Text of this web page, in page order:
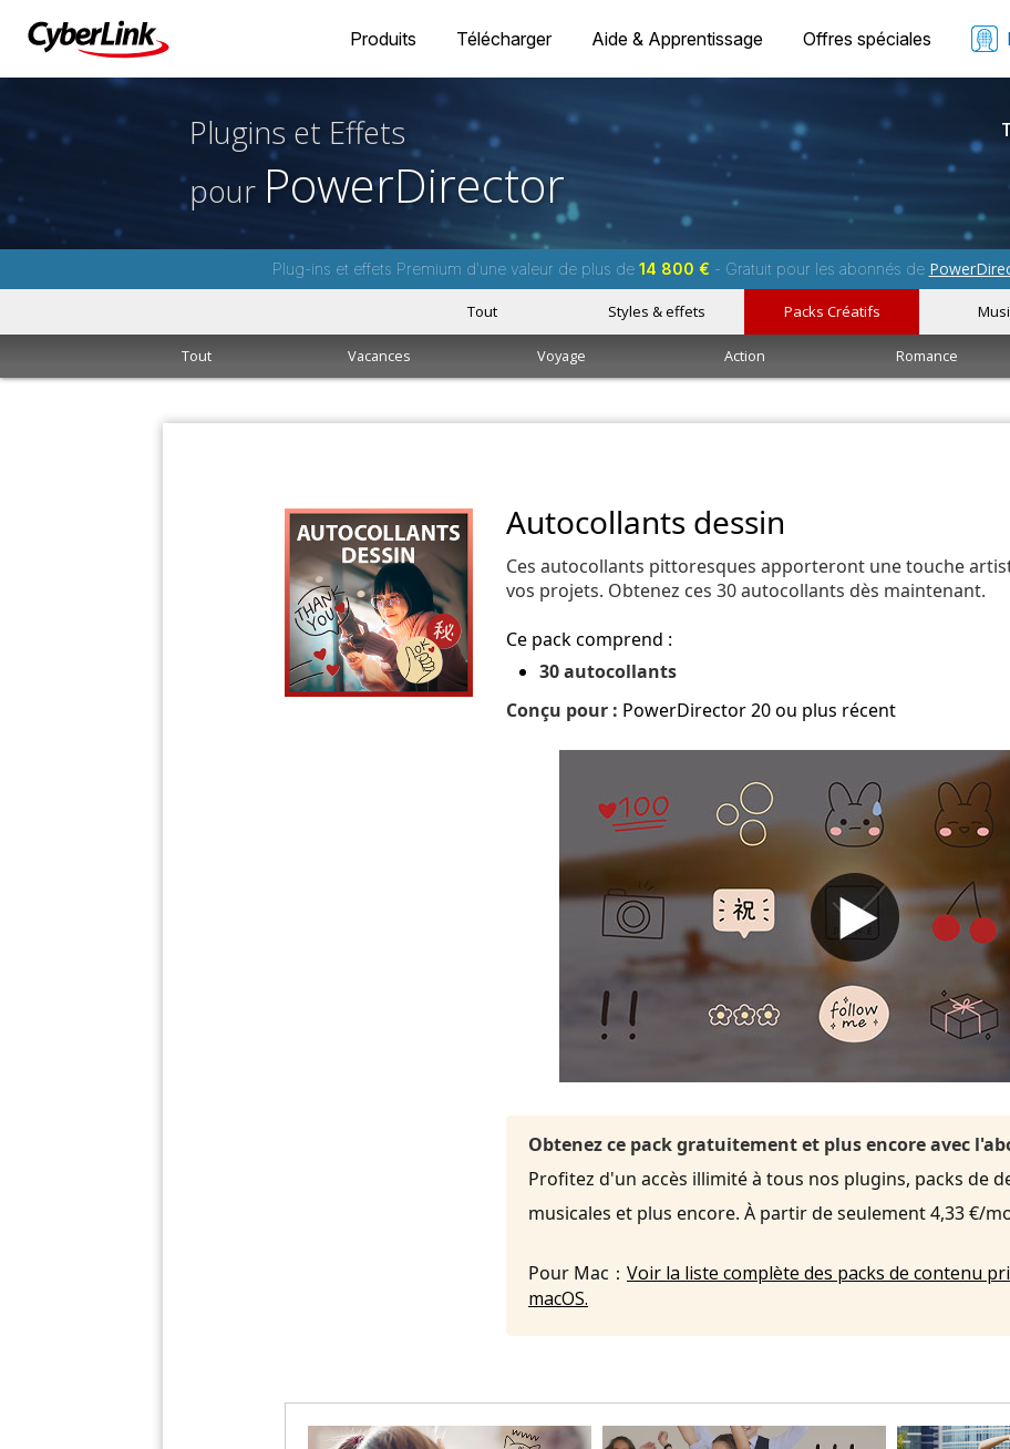
Produits Télécharger Aide & Apprentissage Offres spéciales
Plugins et Effets
pour PowerDirector
Plug-ins et effets Premium d'une valeur de plus de 14 800 € - Gratuit pour les abonnés de
Tout Styles & effets Packs Créatifs
Tout Vacances Voyage Action Romance
Autocollants dessin
Ces autocollants pittoresques apporteront une touche
vos projets. Obtenez ces 30 autocollants dès maintenant.
Ce pack comprend :
30 autocollants
Conçu pour : PowerDirector 20 ou plus récent
Obtenez ce pack gratuitement et plus encore avec
Profitez d'un accès illimité à tous nos plugins, packs de
musicales et plus encore. À partir de seulement 4,33 €/
Pour Mac： Voir la liste complète des packs de contenu
macOS.